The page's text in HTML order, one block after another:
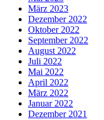
März 2023
Dezember 2022
Oktober 2022
September 2022
August 2022
Juli 2022
Mai 2022
April 2022
März 2022
Januar 2022
Dezember 2021